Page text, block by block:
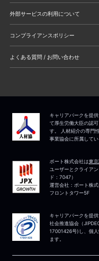
外部サービスの利用について
コンプライアンスポリシー
よくある質問 / お問い合わせ